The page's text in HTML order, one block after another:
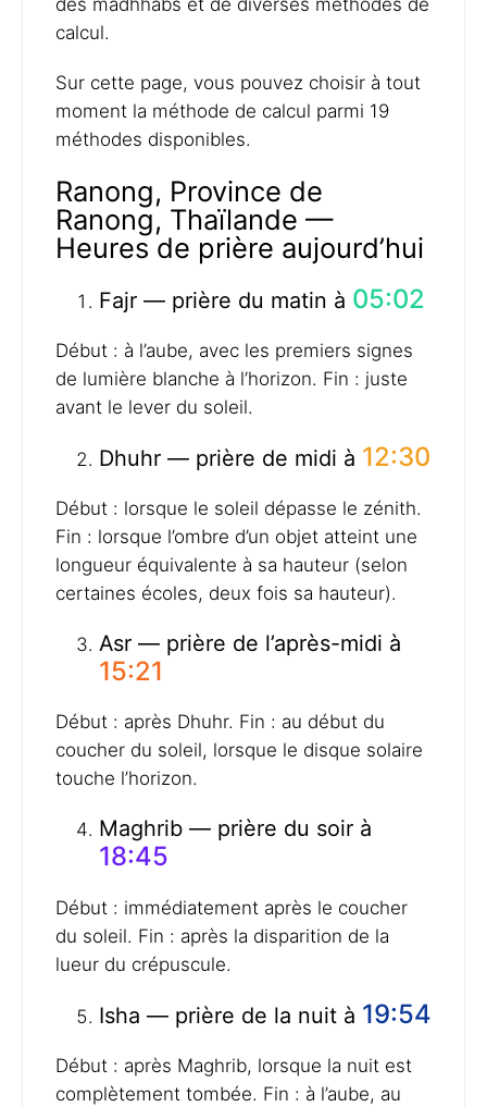
des madhhabs et de diverses méthodes de
calcul.
Sur cette page, vous pouvez choisir à tout
moment la méthode de calcul parmi 19
méthodes disponibles.
Ranong, Province de
Ranong, Thaïlande —
Heures de prière aujourd’hui
Fajr — prière du matin à 05:02
Début : à l’aube, avec les premiers signes
de lumière blanche à l’horizon. Fin : juste
avant le lever du soleil.
Dhuhr — prière de midi à 12:30
Début : lorsque le soleil dépasse le zénith.
Fin : lorsque l’ombre d’un objet atteint une
longueur équivalente à sa hauteur (selon
certaines écoles, deux fois sa hauteur).
Asr — prière de l’après-midi à
15:21
Début : après Dhuhr. Fin : au début du
coucher du soleil, lorsque le disque solaire
touche l’horizon.
Maghrib — prière du soir à
18:45
Début : immédiatement après le coucher
du soleil. Fin : après la disparition de la
lueur du crépuscule.
Isha — prière de la nuit à 19:54
Début : après Maghrib, lorsque la nuit est
complètement tombée. Fin : à l’aube, au